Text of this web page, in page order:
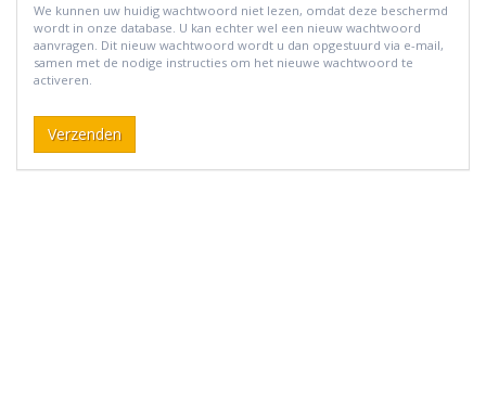
We kunnen uw huidig wachtwoord niet lezen, omdat deze beschermd
wordt in onze database. U kan echter wel een nieuw wachtwoord
aanvragen. Dit nieuw wachtwoord wordt u dan opgestuurd via e-mail,
samen met de nodige instructies om het nieuwe wachtwoord te
activeren.
Verzenden